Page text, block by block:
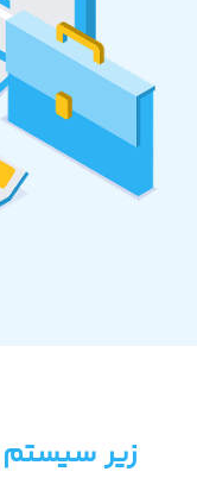
زیر سیستم